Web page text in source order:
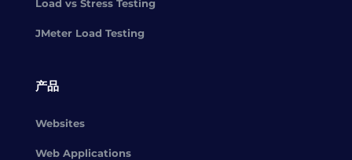
Load vs Stress Testing
JMeter Load Testing
产品
Websites
Web Applications